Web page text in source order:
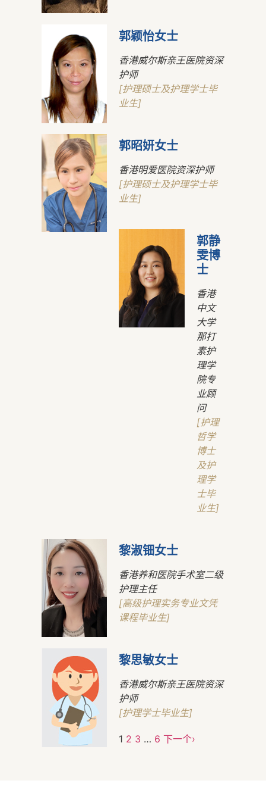
郭颖怡女士
香港威尔斯亲王医院资深
护师
[护理硕士及护理学士毕
业生]
郭昭妍女士
香港明爱医院资深护师
[护理硕士及护理学士毕
业生]
郭静
雯博
士
香港
中文
大学
那打
素护
理学
院专
业顾
问
[护理
哲学
博士
及护
理学
士毕
业生]
黎淑钿女士
香港养和医院手术室二级
护理主任
[高级护理实务专业文凭
课程毕业生]
黎思敏女士
香港威尔斯亲王医院资深
护师
[护理学士毕业生]
1 2 3 … 6 下一个›